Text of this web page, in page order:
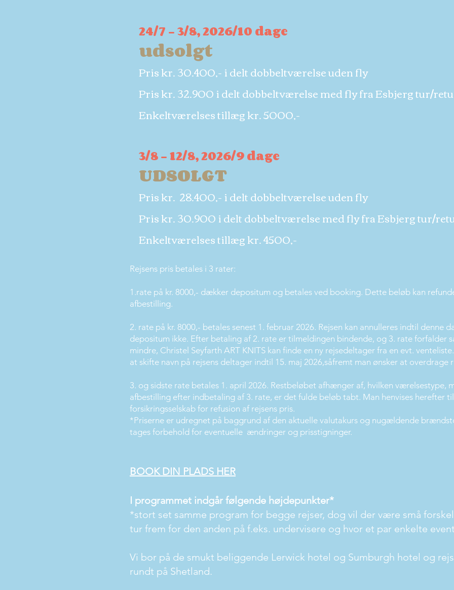
24/7 - 3/8, 2026/10 dage
udsolgt
Pris kr. 30.400,- i delt dobbeltværelse uden fly
Pris kr. 32.900 i delt dobbeltværelse med fly fra Esbjerg tur/
Enkeltværelses tillæg kr. 5000,-
3/8 - 12/8, 2026/9 dage
UDSOLGT
Pris kr. 28.400,- i delt dobbeltværelse uden fly
Pris kr. 30.900 i delt dobbeltværelse med fly fra Esbjerg tur/
Enkeltværelses tillæg kr. 4500,-
Rejsens pris betales i 3 rater:
1.rate på kr. 8000,- dækker depositum og betales ved booking. Dette beløb kan
afbestilling.
2. rate på kr. 8000,- betales senest 1. februar 2026. Rejsen kan annulleres indtil denne
depositum ikke. Efter betaling af 2. rate er tilmeldingen bindende, og 3. rate forfalder
mindre, Christel Seyfarth ART KNITS kan finde en ny rejsedeltager fra en evt.
at skifte navn på rejsens deltager indtil 15. maj 2026,såfremt man ønsker at overdrage
3. og sidste rate betales 1. april 2026. Restbeløbet afhænger af, hvilken værelsestype,
afbestilling efter indbetaling af 3. rate, er det fulde beløb tabt. Man henvises herefter
forsikringsselskab for refusion af rejsens pris.
*Priserne er udregnet på baggrund af den aktuelle valutakurs og nugældende
tages forbehold for eventuelle ændringer og prisstigninger.
BOOK DIN PLADS HER
I programmet indgår følgende højdepunkter*
​*stort set samme program for begge rejser, dog vil der være små
tur frem for den anden på f.eks. undervisere og hvor et par enkelte
Vi bor på de smukt beliggende Lerwick hotel og Sumburgh hotel og
rundt på Shetland.